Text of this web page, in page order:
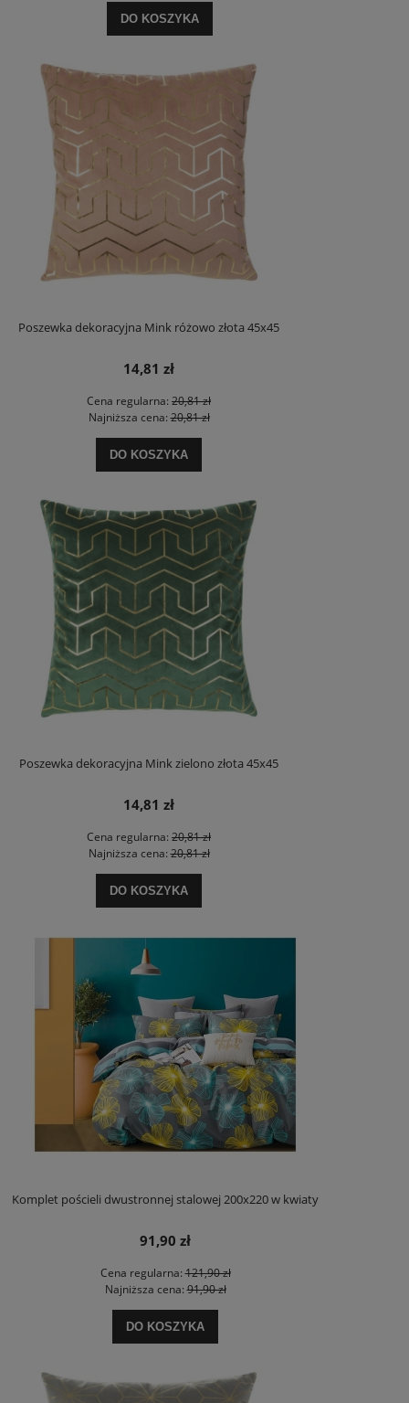
DO KOSZYKA
Poszewka dekoracyjna Mink różowo złota 45x45
14,81 zł
Cena regularna: 20,81 zł
Najniższa cena:20,81 zł
DO KOSZYKA
Poszewka dekoracyjna Mink zielono złota 45x45
14,81 zł
Cena regularna: 20,81 zł
Najniższa cena:20,81 zł
DO KOSZYKA
Komplet pościeli dwustronnej stalowej 200x220 w kwiaty
91,90 zł
Cena regularna:121,90 zł
Najniższa cena:91,90 zł
DO KOSZYKA